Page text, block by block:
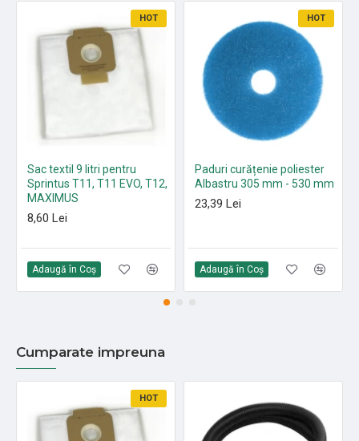
HOT
Sac textil 9 litri pentru
Sprintus T11, T11 EVO, T12,
MAXIMUS
8,60 Lei
Adaugă în Coş
HOT
Paduri curățenie poliester
Albastru 305 mm - 530 mm
23,39 Lei
Adaugă în Coş
Cumparate impreuna
HOT